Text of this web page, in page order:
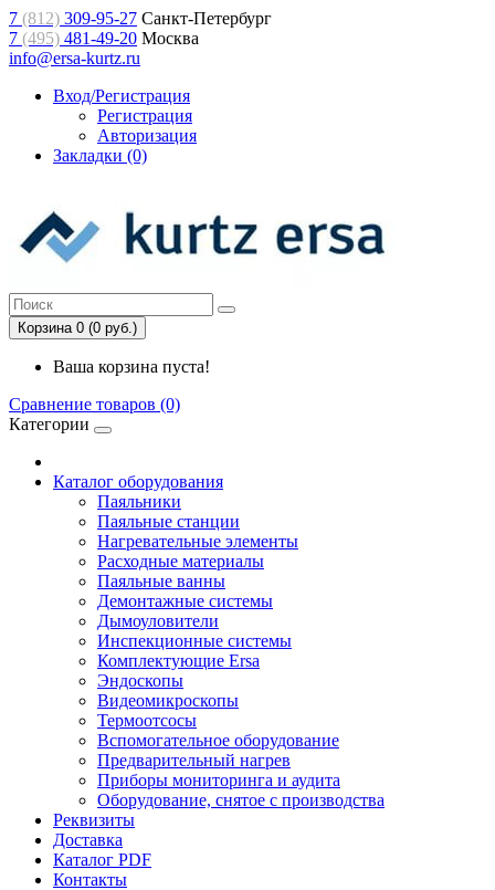
7 (812) 309-95-27 Санкт-Петербург
7 (495) 481-49-20 Москва
info@ersa-kurtz.ru
Вход/Регистрация
Регистрация
Авторизация
Закладки (0)
Корзина 0 (0 руб.)
Ваша корзина пуста!
Сравнение товаров (0)
Категории
Каталог оборудования
Паяльники
Паяльные станции
Нагревательные элементы
Расходные материалы
Паяльные ванны
Демонтажные системы
Дымоуловители
Инспекционные системы
Комплектующие Ersa
Эндоскопы
Видеомикроскопы
Термоотсосы
Вспомогательное оборудование
Предварительный нагрев
Приборы мониторинга и аудита
Оборудование, снятое с производства
Реквизиты
Доставка
Каталог PDF
Контакты